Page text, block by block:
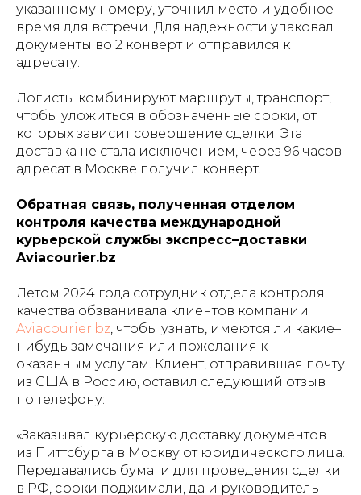
указанному номеру, уточнил место и удобное
время для встречи. Для надежности упаковал
документы во 2 конверт и отправился к
адресату.
Логисты комбинируют маршруты, транспорт,
чтобы уложиться в обозначенные сроки, от
которых зависит совершение сделки. Эта
доставка не стала исключением, через 96 часов
адресат в Москве получил конверт.
Обратная связь, полученная отделом
контроля качества международной
курьерской службы экспресс–доставки
Aviacourier.bz
Летом 2024 года сотрудник отдела контроля
качества обзванивала клиентов компании
Aviacourier.bz , чтобы узнать, имеются ли какие–
нибудь замечания или пожелания к
оказанным услугам. Клиент, отправившая почту
из США в Россию, оставил следующий отзыв
по телефону:
«Заказывал курьерскую доставку документов
из Питтсбурга в Москву от юридического лица.
Передавались бумаги для проведения сделки
в РФ, сроки поджимали, да и руководитель